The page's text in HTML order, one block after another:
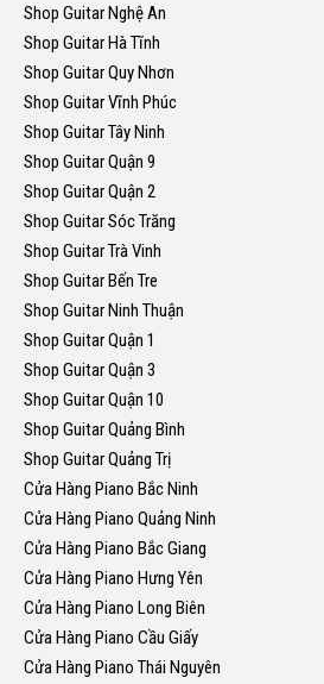
Shop Guitar Nghệ An
Shop Guitar Hà Tĩnh
Shop Guitar Quy Nhơn
Shop Guitar Vĩnh Phúc
Shop Guitar Tây Ninh
Shop Guitar Quận 9
Shop Guitar Quận 2
Shop Guitar Sóc Trăng
Shop Guitar Trà Vinh
Shop Guitar Bến Tre
Shop Guitar Ninh Thuận
Shop Guitar Quận 1
Shop Guitar Quận 3
Shop Guitar Quận 10
Shop Guitar Quảng Bình
Shop Guitar Quảng Trị
Cửa Hàng Piano Bắc Ninh
Cửa Hàng Piano Quảng Ninh
Cửa Hàng Piano Bắc Giang
Cửa Hàng Piano Hưng Yên
Cửa Hàng Piano Long Biên
Cửa Hàng Piano Cầu Giấy
Cửa Hàng Piano Thái Nguyên